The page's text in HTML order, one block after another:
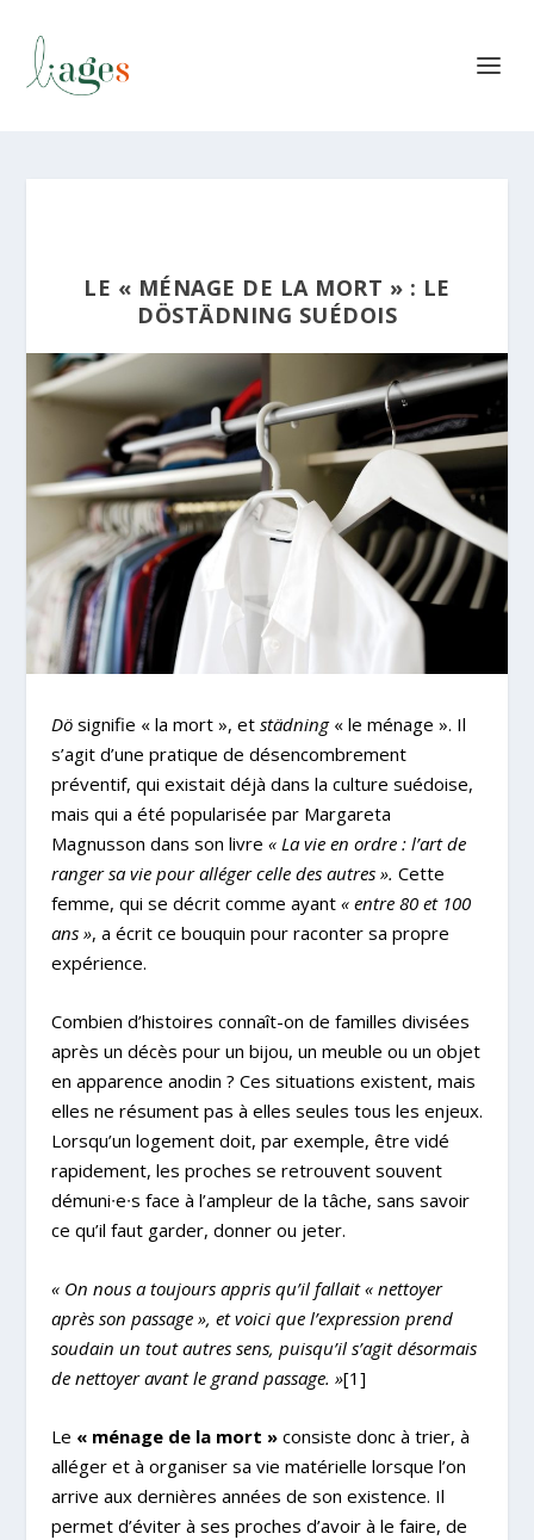
LE « MÉNAGE DE LA MORT » : LE
DÖSTÄDNING SUÉDOIS
Dösignifie « la mort », et städning« le ménage ». Il
s’agit d’une pratique de désencombrement
préventif, qui existait déjà dans la culture suédoise,
mais qui a été popularisée par Margareta
Magnusson dans son livre « La vie en ordre : l’art de
ranger sa vie pour alléger celle des autres ». Cette
femme, qui se décrit comme ayant « entre 80 et 100
ans », a écrit ce bouquin pour raconter sa propre
expérience.
Combien d’histoires connaît-on de familles divisées
après un décès pour un bijou, un meuble ou un objet
en apparence anodin ? Ces situations existent, mais
elles ne résument pas à elles seules tous les enjeux.
Lorsqu’un logement doit, par exemple, être vidé
rapidement, les proches se retrouvent souvent
démuni∙e∙s face à l’ampleur de la tâche, sans savoir
ce qu’il faut garder, donner ou jeter.
« On nous a toujours appris qu’il fallait « nettoyer
après son passage », et voici que l’expression prend
soudain un tout autres sens, puisqu’il s’agit désormais
de nettoyer avant le grand passage. »[1]
Le « ménage de la mort »consiste donc à trier, à
alléger et à organiser sa vie matérielle lorsque l’on
arrive aux dernières années de son existence. Il
permet d’éviter à ses proches d’avoir à le faire, de